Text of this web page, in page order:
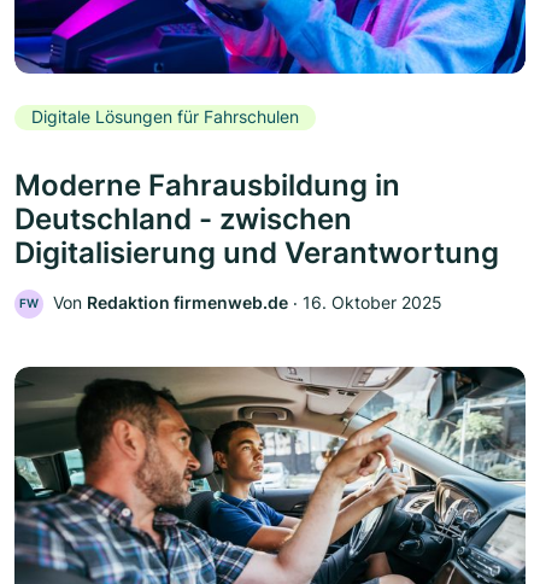
Digitale Lösungen für Fahrschulen
Moderne Fahrausbildung in
Deutschland - zwischen
Digitalisierung und Verantwortung
FW Von Redaktion firmenweb.de ‧ 16. Oktober 2025